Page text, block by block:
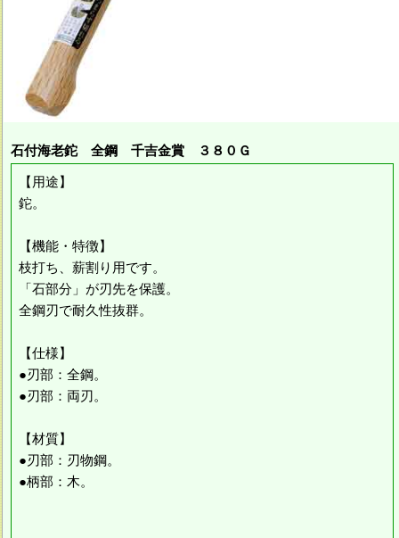
石付海老鉈 全鋼 千吉金賞 ３８０Ｇ
【用途】
鉈。
【機能・特徴】
枝打ち、薪割り用です。
「石部分」が刃先を保護。
全鋼刃で耐久性抜群。
【仕様】
●刃部：全鋼。
●刃部：両刃。
【材質】
●刃部：刃物鋼。
●柄部：木。